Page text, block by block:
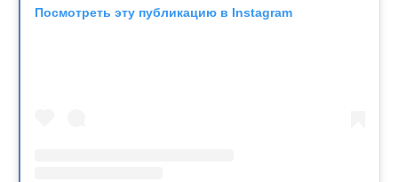
Посмотреть эту публикацию в Instagram